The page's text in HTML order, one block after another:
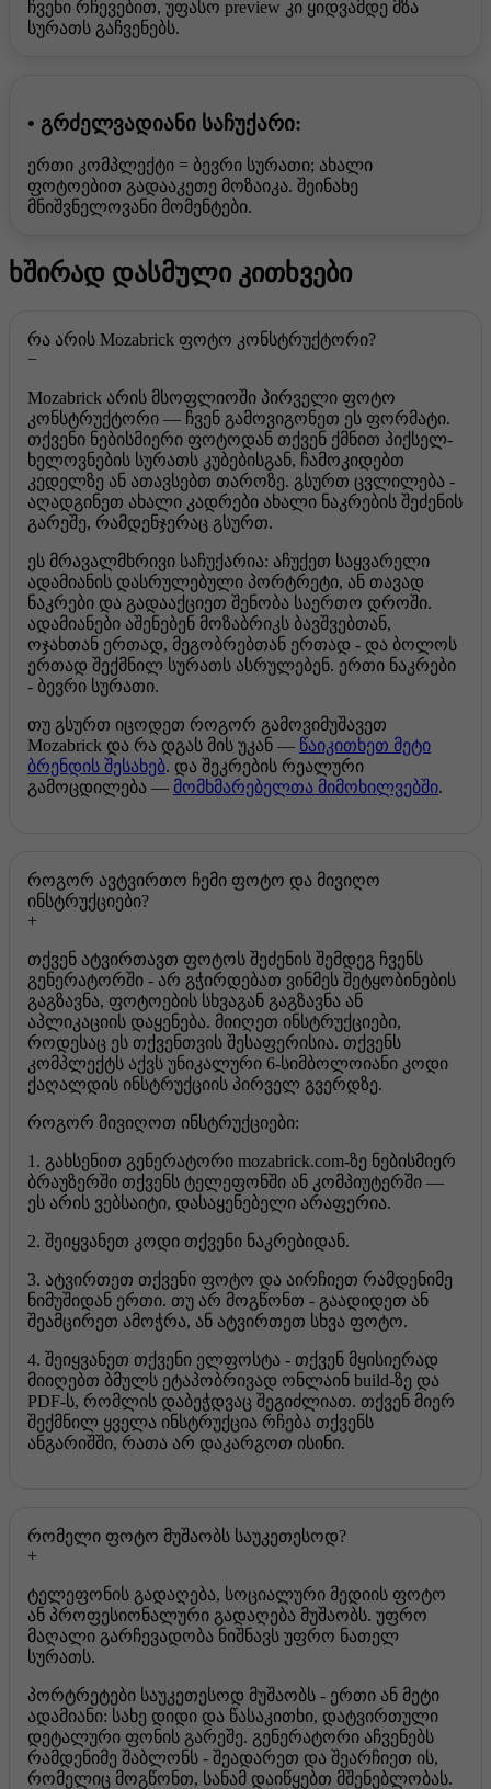
ჩვენი რჩევებით, უფასო preview კი ყიდვამდე მზა
სურათს გაჩვენებს.
• გრძელვადიანი საჩუქარი:
ერთი კომპლექტი = ბევრი სურათი; ახალი
ფოტოებით გადააკეთე მოზაიკა. შეინახე
მნიშვნელოვანი მომენტები.
ხშირად დასმული კითხვები
რა არის Mozabrick ფოტო კონსტრუქტორი?
Mozabrick არის მსოფლიოში პირველი ფოტო
კონსტრუქტორი — ჩვენ გამოვიგონეთ ეს ფორმატი.
თქვენი ნებისმიერი ფოტოდან თქვენ ქმნით პიქსელ-
ხელოვნების სურათს კუბებისგან, ჩამოკიდებთ
კედელზე ან ათავსებთ თაროზე. გსურთ ცვლილება -
აღადგინეთ ახალი კადრები ახალი ნაკრების შეძენის
გარეშე, რამდენჯერაც გსურთ.
ეს მრავალმხრივი საჩუქარია: აჩუქეთ საყვარელი
ადამიანის დასრულებული პორტრეტი, ან თავად
ნაკრები და გადააქციეთ შენობა საერთო დროში.
ადამიანები აშენებენ მოზაბრიკს ბავშვებთან,
ოჯახთან ერთად, მეგობრებთან ერთად - და ბოლოს
ერთად შექმნილ სურათს ასრულებენ. ერთი ნაკრები
- ბევრი სურათი.
თუ გსურთ იცოდეთ როგორ გამოვიმუშავეთ
Mozabrick და რა დგას მის უკან — წაიკითხეთ მეტი
ბრენდის შესახებ. და შეკრების რეალური
გამოცდილება — მომხმარებელთა მიმოხილვებში.
როგორ ავტვირთო ჩემი ფოტო და მივიღო
ინსტრუქციები?
თქვენ ატვირთავთ ფოტოს შეძენის შემდეგ ჩვენს
გენერატორში - არ გჭირდებათ ვინმეს შეტყობინების
გაგზავნა, ფოტოების სხვაგან გაგზავნა ან
აპლიკაციის დაყენება. მიიღეთ ინსტრუქციები,
როდესაც ეს თქვენთვის შესაფერისია. თქვენს
კომპლექტს აქვს უნიკალური 6-სიმბოლოიანი კოდი
ქაღალდის ინსტრუქციის პირველ გვერდზე.
როგორ მივიღოთ ინსტრუქციები:
1. გახსენით გენერატორი mozabrick.com-ზე ნებისმიერ
ბრაუზერში თქვენს ტელეფონში ან კომპიუტერში —
ეს არის ვებსაიტი, დასაყენებელი არაფერია.
2. შეიყვანეთ კოდი თქვენი ნაკრებიდან.
3. ატვირთეთ თქვენი ფოტო და აირჩიეთ რამდენიმე
ნიმუშიდან ერთი. თუ არ მოგწონთ - გაადიდეთ ან
შეამცირეთ ამოჭრა, ან ატვირთეთ სხვა ფოტო.
4. შეიყვანეთ თქვენი ელფოსტა - თქვენ მყისიერად
მიიღებთ ბმულს ეტაპობრივად ონლაინ build-ზე და
PDF-ს, რომლის დაბეჭდვაც შეგიძლიათ. თქვენ მიერ
შექმნილ ყველა ინსტრუქცია რჩება თქვენს
ანგარიშში, რათა არ დაკარგოთ ისინი.
რომელი ფოტო მუშაობს საუკეთესოდ?
ტელეფონის გადაღება, სოციალური მედიის ფოტო
ან პროფესიონალური გადაღება მუშაობს. უფრო
მაღალი გარჩევადობა ნიშნავს უფრო ნათელ
სურათს.
პორტრეტები საუკეთესოდ მუშაობს - ერთი ან მეტი
ადამიანი: სახე დიდი და წასაკითხი, დატვირთული
დეტალური ფონის გარეშე. გენერატორი აჩვენებს
რამდენიმე შაბლონს - შეადარეთ და შეარჩიეთ ის,
რომელიც მოგწონთ, სანამ დაიწყებთ მშენებლობას.